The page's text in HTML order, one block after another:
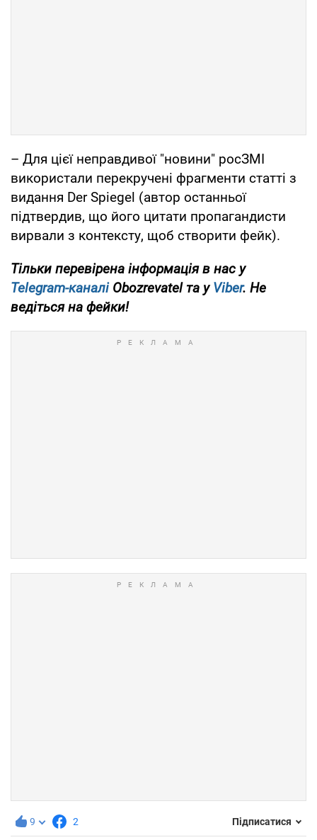
– Для цієї неправдивої "новини" росЗМІ
використали перекручені фрагменти статті з
видання Der Spiegel (автор останньої
підтвердив, що його цитати пропагандисти
вирвали з контексту, щоб створити фейк).
Тільки перевірена інформація в нас у
Telegram-каналіObozrevatel та уViber. Не
ведіться на фейки!
9 2 Підписатися